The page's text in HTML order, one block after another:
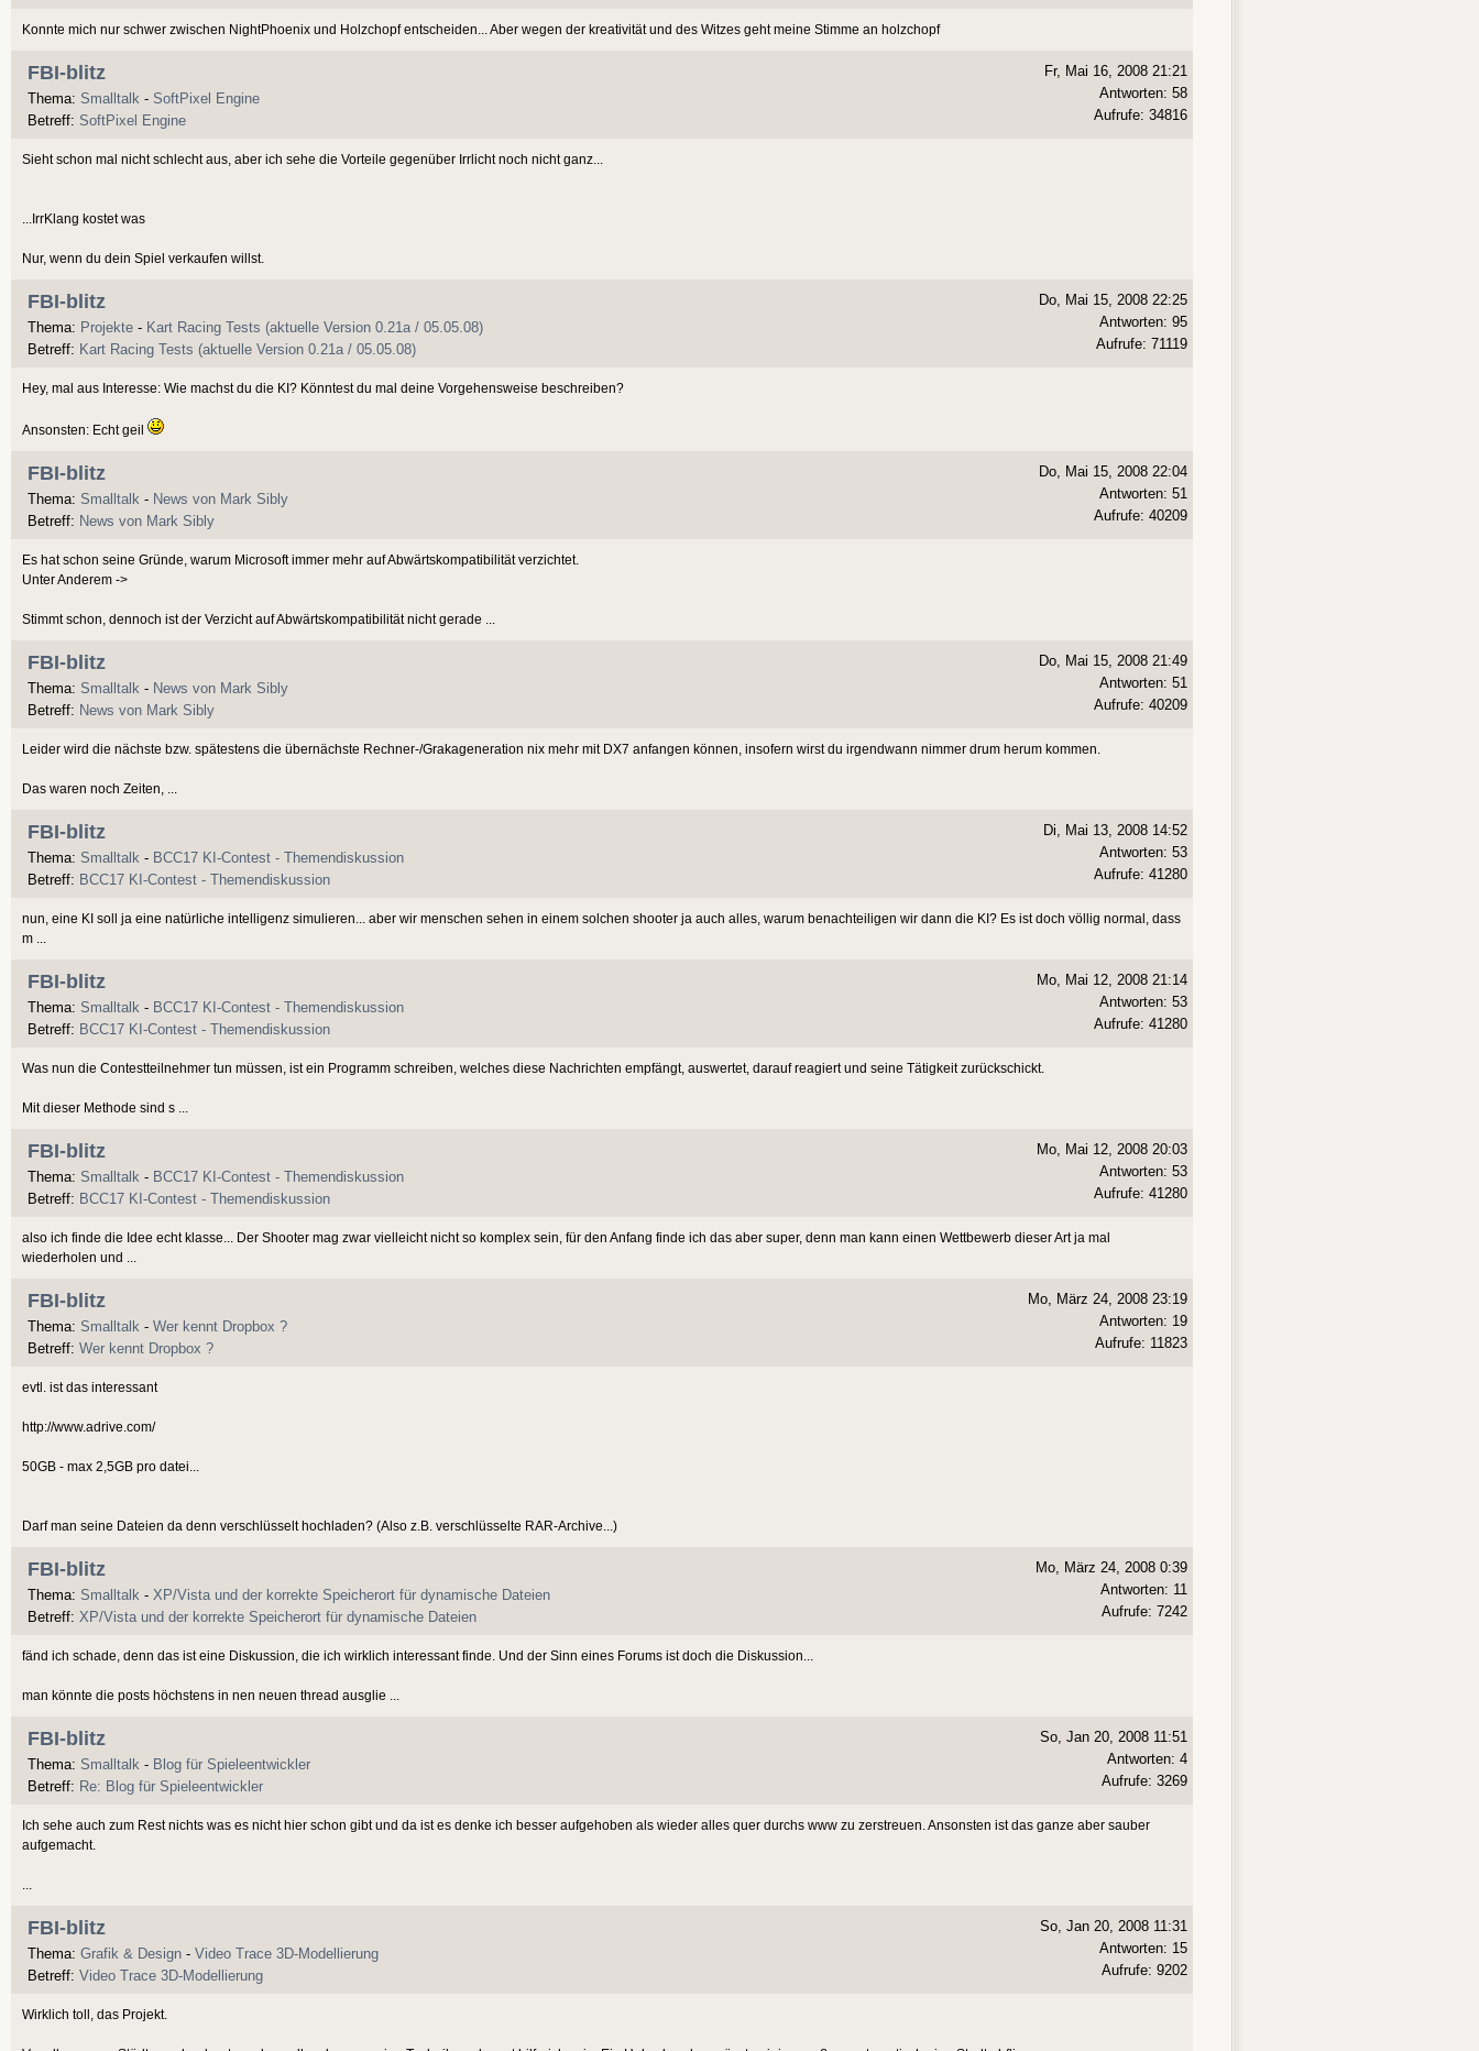
Konnte mich nur schwer zwischen NightPhoenix und Holzchopf entscheiden... Aber wegen der kreativität und des Witzes geht meine Stimme an holzchopf
FBI-blitz
Thema: Smalltalk - SoftPixel Engine
Betreff: SoftPixel Engine
Fr, Mai 16, 2008 21:21
Antworten: 58
Aufrufe: 34816
Sieht schon mal nicht schlecht aus, aber ich sehe die Vorteile gegenüber Irrlicht noch nicht ganz...
...IrrKlang kostet was
Nur, wenn du dein Spiel verkaufen willst.
FBI-blitz
Thema: Projekte - Kart Racing Tests (aktuelle Version 0.21a / 05.05.08)
Betreff: Kart Racing Tests (aktuelle Version 0.21a / 05.05.08)
Do, Mai 15, 2008 22:25
Antworten: 95
Aufrufe: 71119
Hey, mal aus Interesse: Wie machst du die KI? Könntest du mal deine Vorgehensweise beschreiben?
Ansonsten: Echt geil
FBI-blitz
Thema: Smalltalk - News von Mark Sibly
Betreff: News von Mark Sibly
Do, Mai 15, 2008 22:04
Antworten: 51
Aufrufe: 40209
Es hat schon seine Gründe, warum Microsoft immer mehr auf Abwärtskompatibilität verzichtet.
Unter Anderem ->
Stimmt schon, dennoch ist der Verzicht auf Abwärtskompatibilität nicht gerade ...
FBI-blitz
Thema: Smalltalk - News von Mark Sibly
Betreff: News von Mark Sibly
Do, Mai 15, 2008 21:49
Antworten: 51
Aufrufe: 40209
Leider wird die nächste bzw. spätestens die übernächste Rechner-/Grakageneration nix mehr mit DX7 anfangen können, insofern wirst du irgendwann nimmer drum herum kommen.
Das waren noch Zeiten, ...
FBI-blitz
Thema: Smalltalk - BCC17 KI-Contest - Themendiskussion
Betreff: BCC17 KI-Contest - Themendiskussion
Di, Mai 13, 2008 14:52
Antworten: 53
Aufrufe: 41280
nun, eine KI soll ja eine natürliche intelligenz simulieren... aber wir menschen sehen in einem solchen shooter ja auch alles, warum benachteiligen wir dann die KI? Es ist doch völlig normal, dass
m ...
FBI-blitz
Thema: Smalltalk - BCC17 KI-Contest - Themendiskussion
Betreff: BCC17 KI-Contest - Themendiskussion
Mo, Mai 12, 2008 21:14
Antworten: 53
Aufrufe: 41280
Was nun die Contestteilnehmer tun müssen, ist ein Programm schreiben, welches diese Nachrichten empfängt, auswertet, darauf reagiert und seine Tätigkeit zurückschickt.
Mit dieser Methode sind s ...
FBI-blitz
Thema: Smalltalk - BCC17 KI-Contest - Themendiskussion
Betreff: BCC17 KI-Contest - Themendiskussion
Mo, Mai 12, 2008 20:03
Antworten: 53
Aufrufe: 41280
also ich finde die Idee echt klasse... Der Shooter mag zwar vielleicht nicht so komplex sein, für den Anfang finde ich das aber super, denn man kann einen Wettbewerb dieser Art ja mal
wiederholen und ...
FBI-blitz
Thema: Smalltalk - Wer kennt Dropbox ?
Betreff: Wer kennt Dropbox ?
Mo, März 24, 2008 23:19
Antworten: 19
Aufrufe: 11823
evtl. ist das interessant
http://www.adrive.com/
50GB - max 2,5GB pro datei...
Darf man seine Dateien da denn verschlüsselt hochladen? (Also z.B. verschlüsselte RAR-Archive...)
FBI-blitz
Thema: Smalltalk - XP/Vista und der korrekte Speicherort für dynamische Dateien
Betreff: XP/Vista und der korrekte Speicherort für dynamische Dateien
Mo, März 24, 2008 0:39
Antworten: 11
Aufrufe: 7242
fänd ich schade, denn das ist eine Diskussion, die ich wirklich interessant finde. Und der Sinn eines Forums ist doch die Diskussion...
man könnte die posts höchstens in nen neuen thread ausglie ...
FBI-blitz
Thema: Smalltalk - Blog für Spieleentwickler
Betreff: Re: Blog für Spieleentwickler
So, Jan 20, 2008 11:51
Antworten: 4
Aufrufe: 3269
Ich sehe auch zum Rest nichts was es nicht hier schon gibt und da ist es denke ich besser aufgehoben als wieder alles quer durchs www zu zerstreuen. Ansonsten ist das ganze aber sauber
aufgemacht.
FBI-blitz
Thema: Grafik & Design - Video Trace 3D-Modellierung
Betreff: Video Trace 3D-Modellierung
So, Jan 20, 2008 11:31
Antworten: 15
Aufrufe: 9202
Wirklich toll, das Projekt.